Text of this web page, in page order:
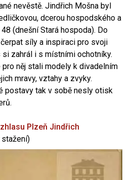
nevěstě. Jindřich Mošna byl
dcerou hospodského a
(dnešní Stará hospoda). Do
síly a inspiraci pro svoji
zahrál i s místními ochotníky.
něj stali modely k divadelním
mravy, vztahy a zvyky.
postavy tak v sobě nesly otisk
Plzeň Jindřich